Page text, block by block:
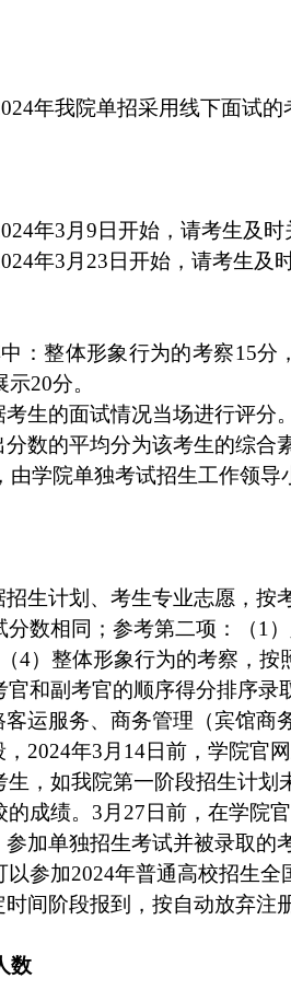
年我院单招采用线下面试的
年3 月 9 日开始，请考生及时
年3 月 23 日开始，请考生及
：整体形象行为的考察15分
示20分。
生的面试情况当场进行评分。
数的平均分为该考生的综合
学院单独考试招生工作领导
生计划、考生专业志愿，
数相同；参考第二项：（1
4）整体形象行为的考察，
和副考官的顺序得分排序录
运服务、商务管理（宾馆
2024年3 月 14日前，学院官
，如我院第一阶段招生计
成绩。 3 月 27 日前，在学院
加单独招生考试并被录取的
以参加2024年普通高校招生全
间阶段报到，按自动放弃注
数